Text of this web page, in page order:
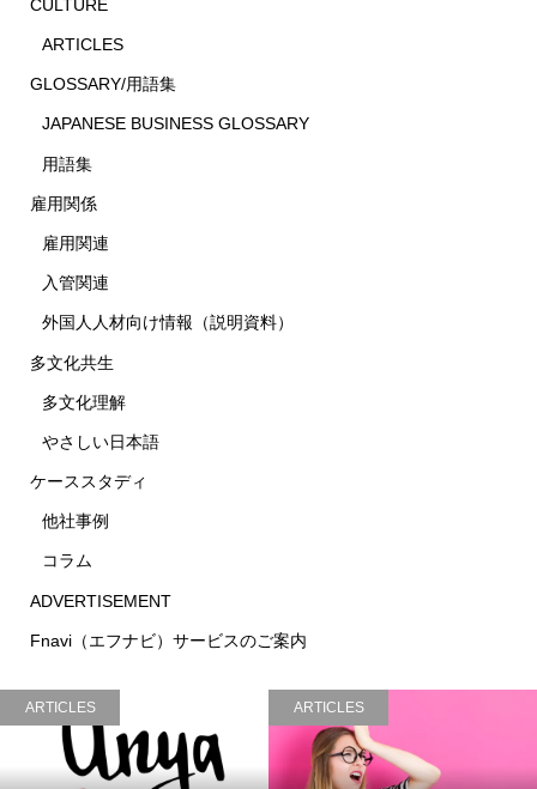
CULTURE
ARTICLES
GLOSSARY/用語集
JAPANESE BUSINESS GLOSSARY
用語集
雇用関係
雇用関連
入管関連
外国人人材向け情報（説明資料）
多文化共生
多文化理解
やさしい日本語
ケーススタディ
他社事例
コラム
ADVERTISEMENT
Fnavi（エフナビ）サービスのご案内
ARTICLES ARTICLES